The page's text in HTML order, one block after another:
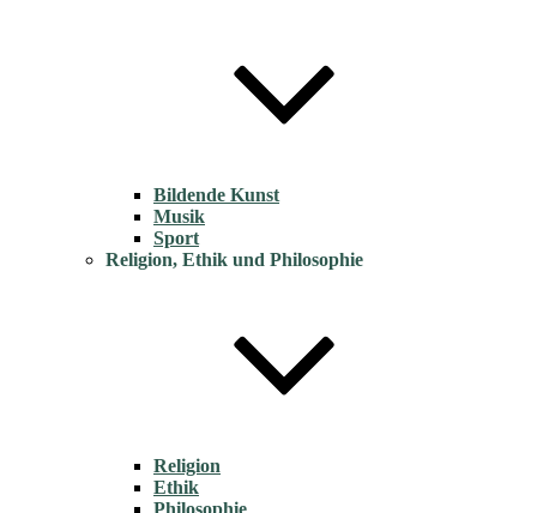
Bildende Kunst
Musik
Sport
Religion, Ethik und Philosophie
Religion
Ethik
Philosophie